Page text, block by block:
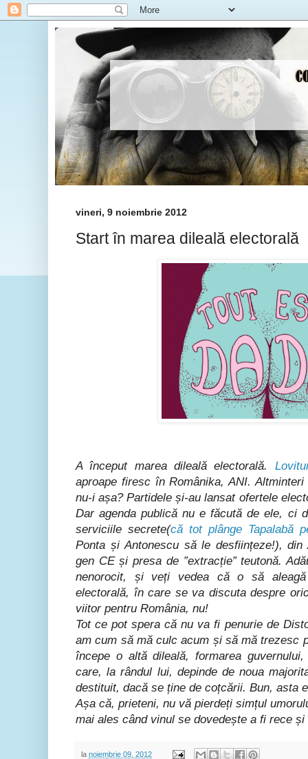
vineri, 9 noiembrie 2012
Start în marea dileală electorală
A început marea dileală electorală.
aproape firesc în Românika, ANI.
nu-i așa? Partidele și-au lansat ofertele
Dar agenda publică nu e făcută de ele, ci
serviciile secrete(că tot plânge Tapalabă
Ponta și Antonescu să le desființeze!),
gen CE și presa de ”extracție” teutonă.
nenorocit, și veți vedea că o să
electorală, în care se va discuta despre
viitor pentru România, nu!
Tot ce pot spera că nu va fi penurie de
am cum să mă culc acum și să mă trezesc
începe o altă dileală, formarea
care, la rândul lui, depinde de noua
destituit, dacă se ține de coțcării. Bun, asta
Așa că, prieteni, nu vă pierdeți simțul
mai ales când vinul se dovedește a fi rece
la noiembrie 09, 2012